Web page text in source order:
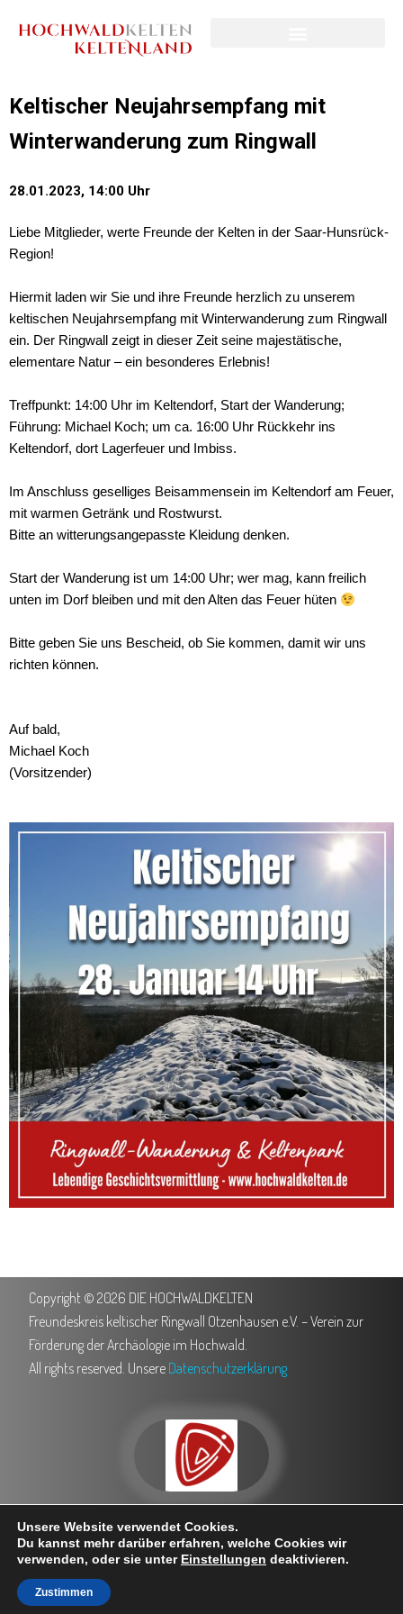
Keltischer Neujahrsempfang mit
Winterwanderung zum Ringwall
28.01.2023, 14:00 Uhr
Liebe Mitglieder, werte Freunde der Kelten in der Saar-Hunsrück-
Region!
Hiermit laden wir Sie und ihre Freunde herzlich zu unserem
keltischen Neujahrsempfang mit Winterwanderung zum Ringwall
ein. Der Ringwall zeigt in dieser Zeit seine majestätische,
elementare Natur – ein besonderes Erlebnis!
Treffpunkt: 14:00 Uhr im Keltendorf, Start der Wanderung;
Führung: Michael Koch; um ca. 16:00 Uhr Rückkehr ins
Keltendorf, dort Lagerfeuer und Imbiss.
Im Anschluss geselliges Beisammensein im Keltendorf am Feuer,
mit warmen Getränk und Rostwurst.
Bitte an witterungsangepasste Kleidung denken.
Start der Wanderung ist um 14:00 Uhr; wer mag, kann freilich
unten im Dorf bleiben und mit den Alten das Feuer hüten
Bitte geben Sie uns Bescheid, ob Sie kommen, damit wir uns
richten können.
Auf bald,
Michael Koch
(Vorsitzender)
Copyright © 2026 DIE HOCHWALDKELTEN
Freundeskreis keltischer Ringwall Otzenhausen e.V. – Verein zur
Förderung der Archäologie im Hochwald.
All rights reserved. Unsere Datenschutzerklärung
0151 503 762 35 info@hochwaldkelten.de
Trierer Straße 5, 66620 Nonnweiler
Besuche uns bei Facebook
Unsere Website verwendet Cookies.
Du kannst mehr darüber erfahren, welche Cookies wir
verwenden, oder sie unter Einstellungen deaktivieren.
Zustimmen